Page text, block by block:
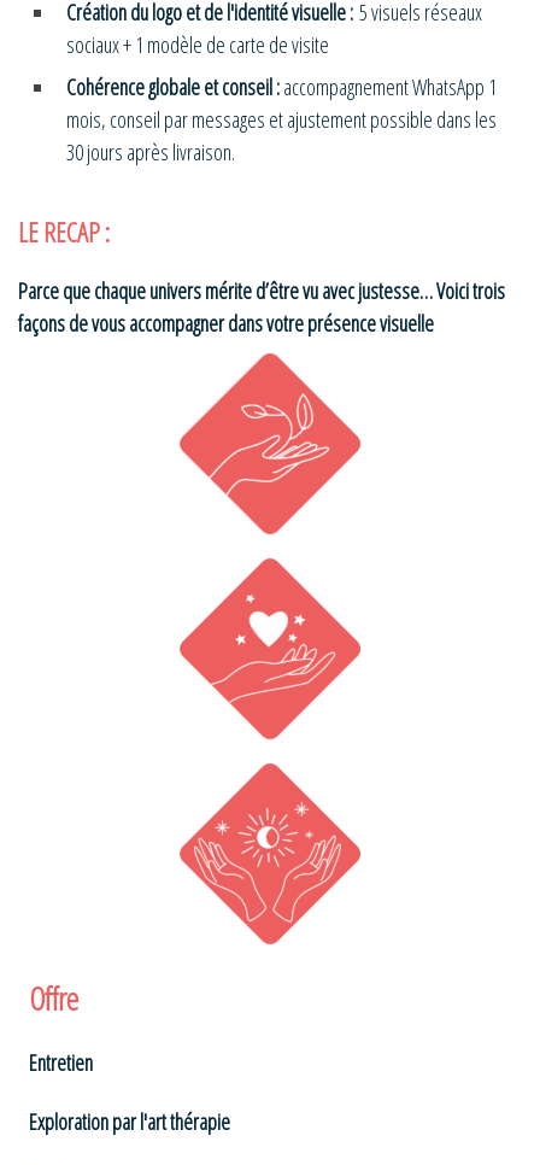
Création du logo et de l'identité visuelle : 5 visuels réseaux
sociaux + 1 modèle de carte de visite
Cohérence globale et conseil :accompagnement WhatsApp 1
mois, conseil par messages et ajustement possible dans les
30 jours après livraison.
LE RECAP :
Parce que chaque univers mérite d’être vu avec justesse… Voici trois
façons de vous accompagner dans votre présence visuelle
Offre
Entretien
Exploration par l'art thérapie